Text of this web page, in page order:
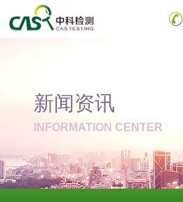
新闻资讯
INFORMATION CENTER
氟硅密封胶检测
金属材料检测
保险柜检测